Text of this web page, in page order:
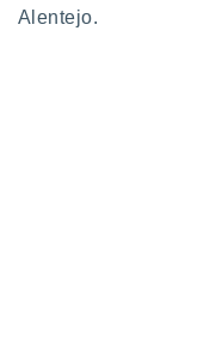
Alentejo.